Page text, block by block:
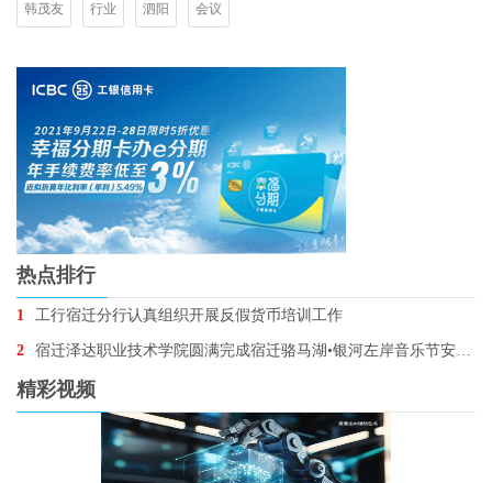
韩茂友 行业 泗阳 会议
热点排行
1 工行宿迁分行认真组织开展反假货币培训工作
2 宿迁泽达职业技术学院圆满完成宿迁骆马湖•银河左岸音乐节安保任务
精彩视频